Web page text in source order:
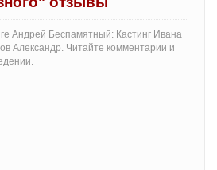
Андрей Беспамятный: Кастинг Ивана
Александр. Читайте комментарии и